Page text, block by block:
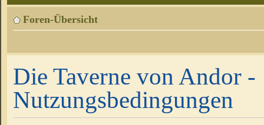
Foren-Übersicht
Die Taverne von Andor -
Nutzungsbedingungen